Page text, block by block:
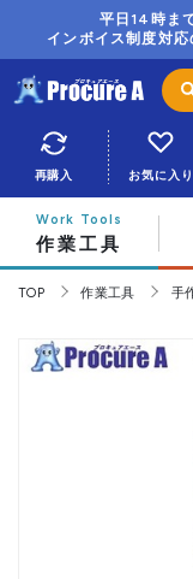
平日14時ま
インボイス制度対
再購入 お気に入り
作業工具
TOP 作業工具 手